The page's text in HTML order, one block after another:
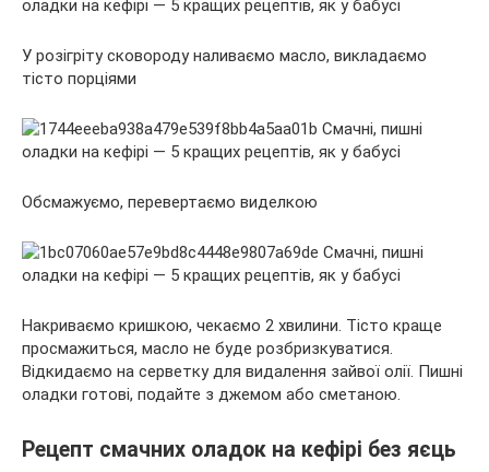
У розігріту сковороду наливаємо масло, викладаємо
тісто порціями
Обсмажуємо, перевертаємо виделкою
Накриваємо кришкою, чекаємо 2 хвилини. Тісто краще
просмажиться, масло не буде розбризкуватися.
Відкидаємо на серветку для видалення зайвої олії. Пишні
оладки готові, подайте з джемом або сметаною.
Рецепт смачних оладок на кефірі без яєць